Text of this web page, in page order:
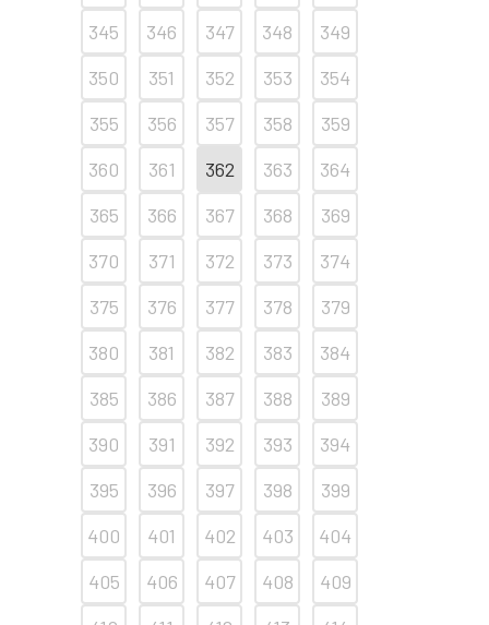
345
346 347 348
349
350
351 352 353
354
355
356 357 358
359
360
361 362 363
364
365
366 367 368
369
370
371 372 373
374
375
376 377 378
379
380
381 382 383
384
385
386 387 388
389
390
391 392 393
394
395
396 397 398
399
400
401 402 403
404
405
406 407 408
409